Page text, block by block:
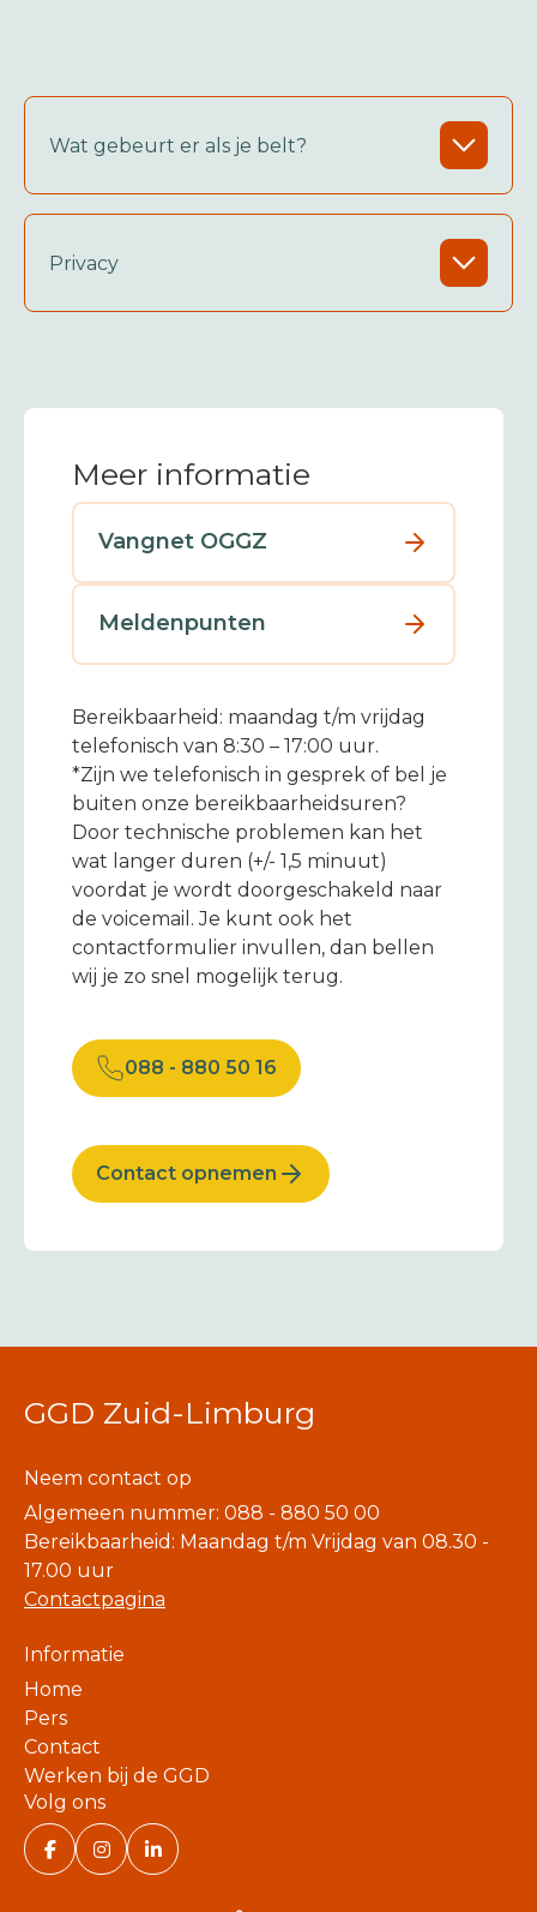
Wat gebeurt er als je belt?
Privacy
Meer informatie
Vangnet OGGZ
Meldenpunten
Bereikbaarheid: maandag t/m vrijdag
telefonisch van 8:30 – 17:00 uur.
*Zijn we telefonisch in gesprek of bel je
buiten onze bereikbaarheidsuren?
Door technische problemen kan het
wat langer duren (+/- 1,5 minuut)
voordat je wordt doorgeschakeld naar
de voicemail. Je kunt ook het
contactformulier invullen, dan bellen
wij je zo snel mogelijk terug.
088 - 880 50 16
Contact opnemen
GGD Zuid-Limburg
Neem contact op
Algemeen nummer: 088 - 880 50 00
Bereikbaarheid: Maandag t/m Vrijdag van 08.30 -
17.00 uur
Contactpagina
Informatie
Home
Pers
Contact
Werken bij de GGD
Volg ons